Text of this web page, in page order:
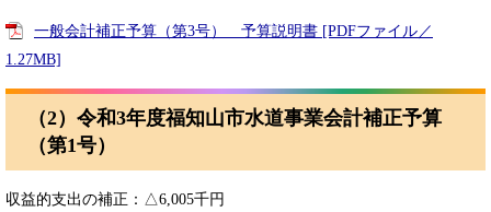
一般会計補正予算（第3号） 予算説明書 [PDFファイル／
1.27MB]
（2）令和3年度福知山市水道事業会計補正予算
（第1号）
収益的支出の補正：△6,005千円